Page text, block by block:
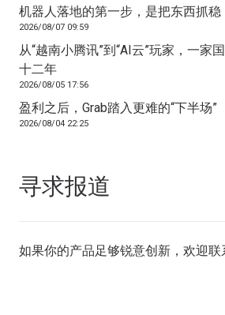
机器人落地的第一步，是把东西抓稳
2026/08/07 09:59
从“越南小腾讯”到“AI云”玩家，一家
十二年
2026/08/05 17:56
盈利之后，Grab踏入更难的“下半场”
2026/08/04 22:25
寻求报道
如果你的产品足够锐意创新，欢迎联